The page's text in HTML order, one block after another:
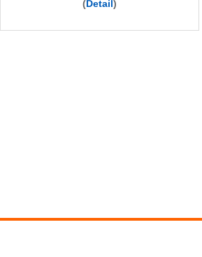
(Detail)